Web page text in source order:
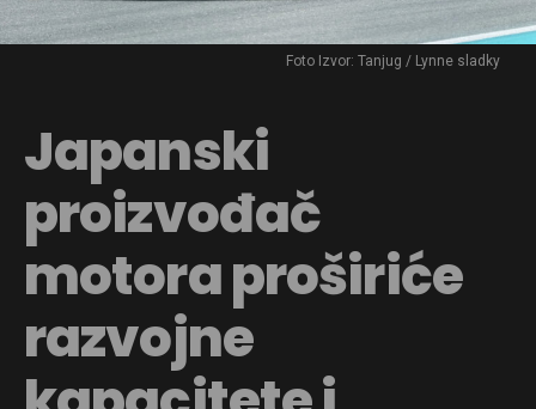
Foto Izvor: Tanjug / Lynne sladky
Japanski
proizvođač
motora proširiće
razvojne